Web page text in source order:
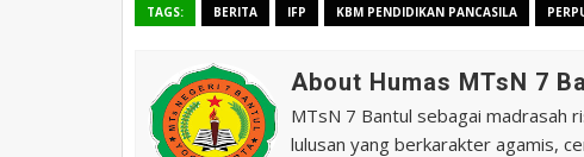
TAGS: BERITA IFP KBM PENDIDIKAN PANCASILA
About Humas MTsN 7
MTsN 7 Bantul sebagai madrasah
lulusan yang berkarakter agamis,